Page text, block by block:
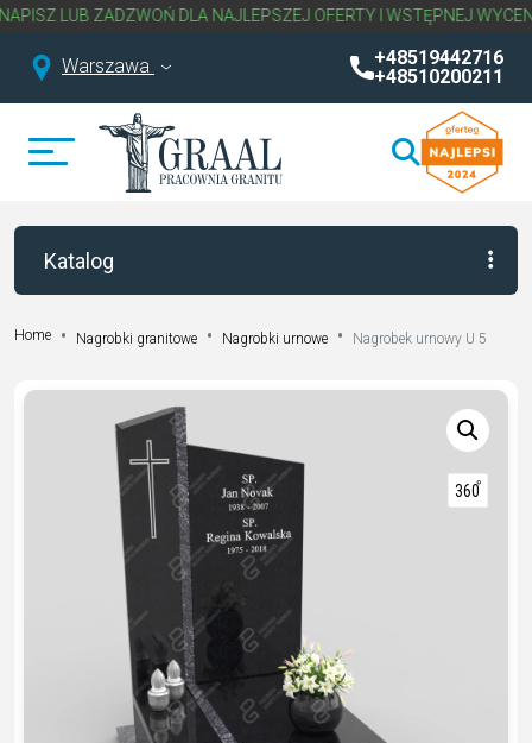
ZADZWOŃ DLA NAJLEPSZEJ OFERTY I WSTĘPNEJ WYCENY
Warszawa
+48519442716
+48510200211
Katalog
Home Nagrobki granitowe Nagrobki urnowe Nagrobek urnowy U 5